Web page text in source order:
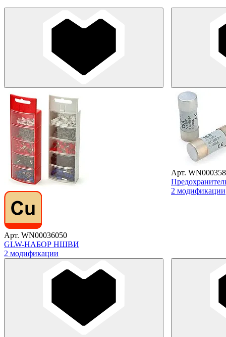
Арт. WN00036050
GLW-НАБОР НШВИ
2 модификации
Арт.
2 модификации